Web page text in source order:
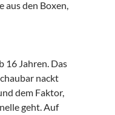
aus den Boxen,
16 Jahren. Das
nackt
dem Faktor,
geht. Auf